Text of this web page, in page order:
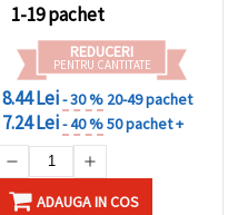
1-19 pachet
REDUCERI
PENTRU CANTITATE
8.44 Lei- 30 % 20-49 pachet
7.24 Lei- 40 %50 pachet +
ADAUGA IN COS